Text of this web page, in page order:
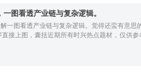
图看透产业链与复杂逻辑。
图看透产业链与复杂逻辑。觉得还蛮有意思
接上图，囊括近期所有时兴热点题材，仅供